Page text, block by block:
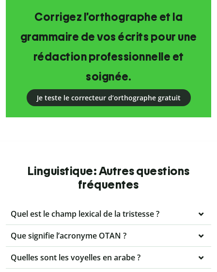
Corrigez l’orthographe et la
grammaire de vos écrits pour une
rédaction professionnelle et
soignée.
Je teste le correcteur d’orthographe gratuit
Linguistique: Autres questions
fréquentes
Quel est le champ lexical de la tristesse ?
Que signifie l’acronyme OTAN ?
Quelles sont les voyelles en arabe ?